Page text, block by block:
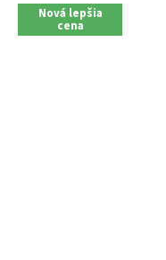
Nová lepšia
cena